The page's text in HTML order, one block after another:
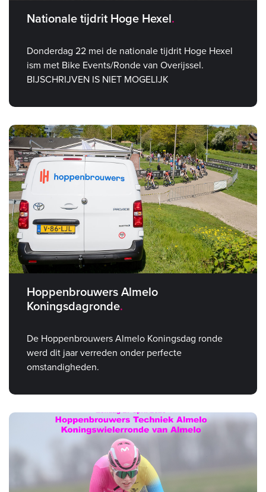
Nationale tijdrit Hoge Hexel
Donderdag 22 mei de nationale tijdrit Hoge Hexel
ism met Bike Events/Ronde van Overijssel.
BIJSCHRIJVEN IS NIET MOGELIJK
Hoppenbrouwers Almelo
Koningsdagronde
De Hoppenbrouwers Almelo Koningsdag ronde
werd dit jaar verreden onder perfecte
omstandigheden.